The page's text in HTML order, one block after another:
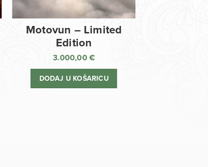
Motovun – Limited
Edition
3.000,00 €
DODAJ U KOŠARICU